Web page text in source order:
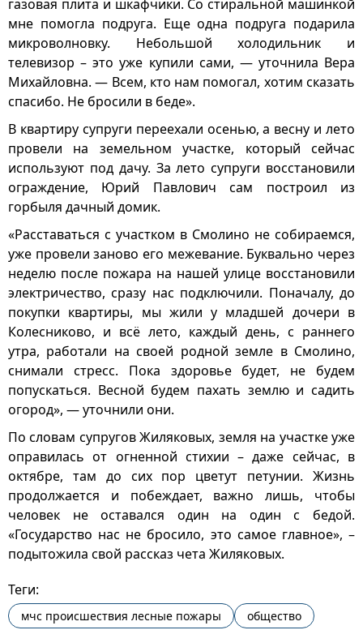
газовая плита и шкафчики. Со стиральной машинкой
мне помогла подруга. Еще одна подруга подарила
микроволновку. Небольшой холодильник и
телевизор – это уже купили сами, — уточнила Вера
Михайловна. — Всем, кто нам помогал, хотим сказать
спасибо. Не бросили в беде».
В квартиру супруги переехали осенью, а весну и лето
провели на земельном участке, который сейчас
используют под дачу. За лето супруги восстановили
ограждение, Юрий Павлович сам построил из
горбыля дачный домик.
«Расставаться с участком в Смолино не собираемся,
уже провели заново его межевание. Буквально через
неделю после пожара на нашей улице восстановили
электричество, сразу нас подключили. Поначалу, до
покупки квартиры, мы жили у младшей дочери в
Колесниково, и всё лето, каждый день, с раннего
утра, работали на своей родной земле в Смолино,
снимали стресс. Пока здоровье будет, не будем
попускаться. Весной будем пахать землю и садить
огород», — уточнили они.
По словам супругов Жиляковых, земля на участке уже
оправилась от огненной стихии – даже сейчас, в
октябре, там до сих пор цветут петунии. Жизнь
продолжается и побеждает, важно лишь, чтобы
человек не оставался один на один с бедой.
«Государство нас не бросило, это самое главное», –
подытожила свой рассказ чета Жиляковых.
Теги:
мчс происшествия лесные пожары общество